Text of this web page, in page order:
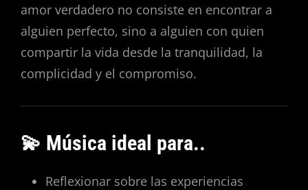
amor verdadero no consiste en encontrar a
alguien perfecto, sino a alguien con quien
compartir la vida desde la tranquilidad, la
complicidad y el compromiso.
💫 Música ideal para..
Reflexionar sobre las experiencias